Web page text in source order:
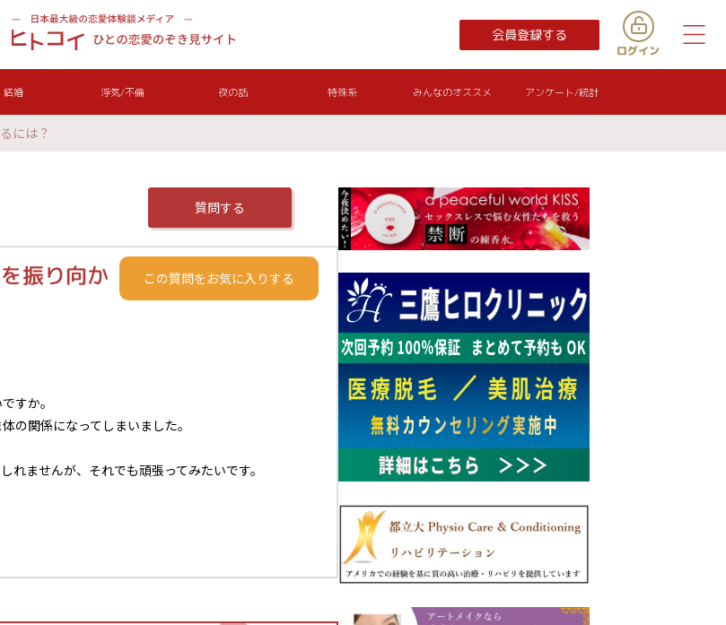
会員登録する
結婚 浮気/不倫 夜の話 特殊系 みんなのオススメ アンケート/統計
には？
質問する
振り向か
すか。
の関係になってしまいました。
ませんが、それでも頑張ってみたいです。